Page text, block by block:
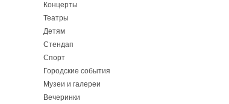
Концерты
Театры
Детям
Стендап
Спорт
Городские события
Музеи и галереи
Вечеринки